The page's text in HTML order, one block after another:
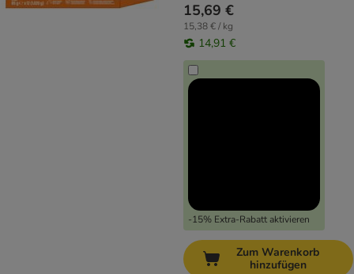
15,69 €
15,38 € / kg
14,91 €
-15% Extra-Rabatt aktivieren
Zum Warenkorb
hinzufügen